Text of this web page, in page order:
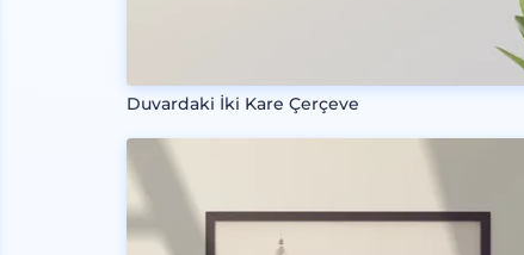
Duvardaki İki Kare Çerçeve